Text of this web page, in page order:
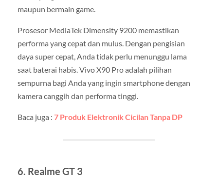
maupun bermain game.
Prosesor MediaTek Dimensity 9200 memastikan
performa yang cepat dan mulus. Dengan pengisian
daya super cepat, Anda tidak perlu menunggu lama
saat baterai habis. Vivo X90 Pro adalah pilihan
sempurna bagi Anda yang ingin smartphone dengan
kamera canggih dan performa tinggi.
Baca juga : 7 Produk Elektronik Cicilan Tanpa DP
6. Realme GT 3